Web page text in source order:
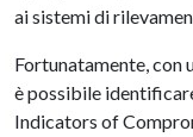
ai sistemi di
Fortunatamente, con
è possibile
Indicators of